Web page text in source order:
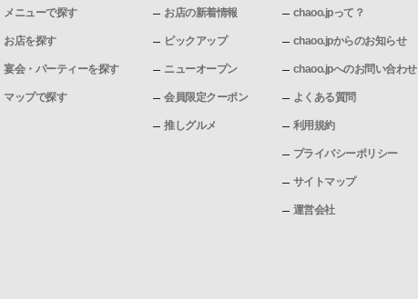
メニューで探す
お店を探す
宴会・パーティーを探す
マップで探す
お店の新着情報
ピックアップ
ニューオープン
会員限定クーポン
推しグルメ
chaoo.jpって？
chaoo.jpからのお知らせ
chaoo.jpへのお問い合わせ
よくある質問
利用規約
プライバシーポリシー
サイトマップ
運営会社